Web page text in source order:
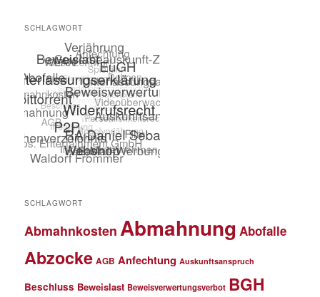
SCHLAGWORT
SCHLAGWORT
Abmahnkosten Abmahnung Abofalle
Abzocke AGB Anfechtung Auskunftsanspruch
Beschluss Beweislast Beweisverwertungsverbot BGH